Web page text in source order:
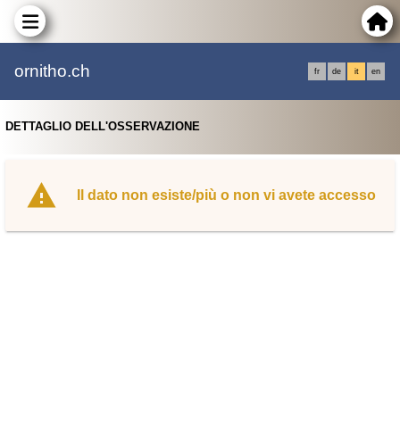
ornitho.ch fr de it en
DETTAGLIO DELL'OSSERVAZIONE
Il dato non esiste/più o non vi avete accesso